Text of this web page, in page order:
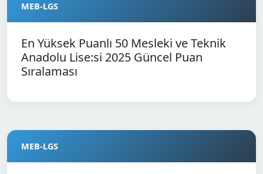
MEB-LGS
En Yüksek Puanlı 50 Mesleki ve Teknik
Anadolu Lise:si 2025 Güncel Puan
Sıralaması
MEB-LGS